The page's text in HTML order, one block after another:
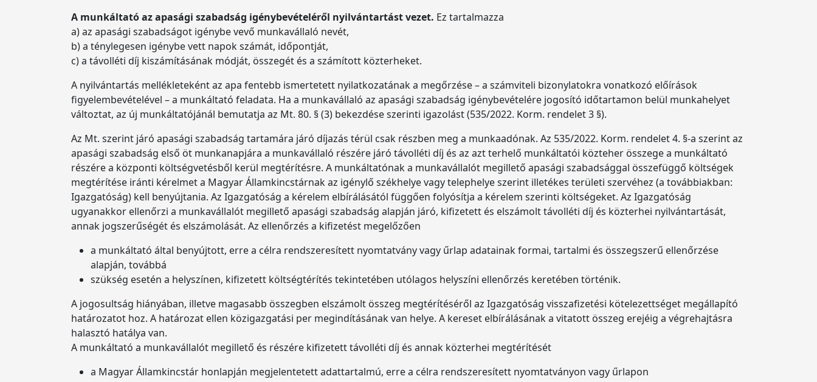
A munkáltató az apasági szabadság igénybevételéről nyilvántartást vezet. Ez tartalmazza
a) az apasági szabadságot igénybe vevő munkavállaló nevét,
b) a ténylegesen igénybe vett napok számát, időpontját,
c) a távolléti díj kiszámításának módját, összegét és a számított közterheket.
A nyilvántartás mellékleteként az apa fentebb ismertetett nyilatkozatának a megőrzése – a számviteli bizonylatokra vonatkozó előírások
figyelembevételével – a munkáltató feladata. Ha a munkavállaló az apasági szabadság igénybevételére jogosító időtartamon belül munkahelyet
változtat, az új munkáltatójánál bemutatja az Mt. 80. § (3) bekezdése szerinti igazolást (535/2022. Korm. rendelet 3 §).
Az Mt. szerint járó apasági szabadság tartamára járó díjazás térül csak részben meg a munkaadónak. Az 535/2022. Korm. rendelet 4. §-a szerint az
apasági szabadság első öt munkanapjára a munkavállaló részére járó távolléti díj és az azt terhelő munkáltatói közteher összege a munkáltató
részére a központi költségvetésből kerül megtérítésre. A munkáltatónak a munkavállalót megillető apasági szabadsággal összefüggő költségek
megtérítése iránti kérelmet a Magyar Államkincstárnak az igénylő székhelye vagy telephelye szerint illetékes területi szervéhez (a továbbiakban:
Igazgatóság) kell benyújtania. Az Igazgatóság a kérelem elbírálásától függően folyósítja a kérelem szerinti költségeket. Az Igazgatóság
ugyanakkor ellenőrzi a munkavállalót megillető apasági szabadság alapján járó, kifizetett és elszámolt távolléti díj és közterhei nyilvántartását,
annak jogszerűségét és elszámolását. Az ellenőrzés a kifizetést megelőzően
a munkáltató által benyújtott, erre a célra rendszeresített nyomtatvány vagy űrlap adatainak formai, tartalmi és összegszerű ellenőrzése
alapján, továbbá
szükség esetén a helyszínen, kifizetett költségtérítés tekintetében utólagos helyszíni ellenőrzés keretében történik.
A jogosultság hiányában, illetve magasabb összegben elszámolt összeg megtérítéséről az Igazgatóság visszafizetési kötelezettséget megállapító
határozatot hoz. A határozat ellen közigazgatási per megindításának van helye. A kereset elbírálásának a vitatott összeg erejéig a végrehajtásra
halasztó hatálya van.
A munkáltató a munkavállalót megillető és részére kifizetett távolléti díj és annak közterhei megtérítését
a Magyar Államkincstár honlapján megjelentetett adattartalmú, erre a célra rendszeresített nyomtatványon vagy űrlapon